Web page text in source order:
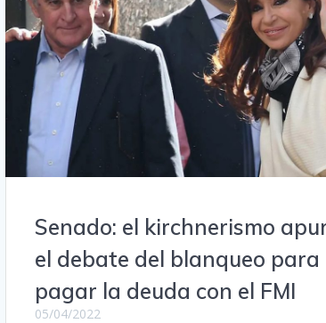
Senado: el kirchnerismo
el debate del blanqueo para
pagar la deuda con el FMI
05/04/2022